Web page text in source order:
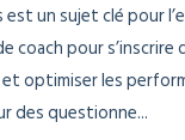
un sujet clé pour
pour
optimiser les
des questionne...